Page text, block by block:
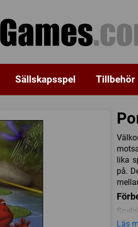
Sällskapsspel Tillbehör
lika
på.
med
Läs